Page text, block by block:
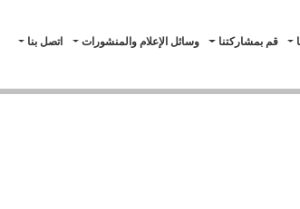
قم بمشاركتنا وسائل الإعلام والمنشورات اتصل بنا